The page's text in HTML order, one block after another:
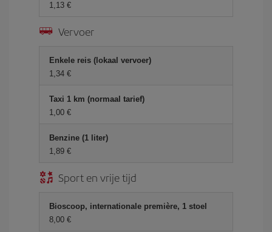
1,13 €
Vervoer
Enkele reis (lokaal vervoer)
1,34 €
Taxi 1 km (normaal tarief)
1,00 €
Benzine (1 liter)
1,89 €
Sport en vrije tijd
Bioscoop, internationale première, 1 stoel
8,00 €